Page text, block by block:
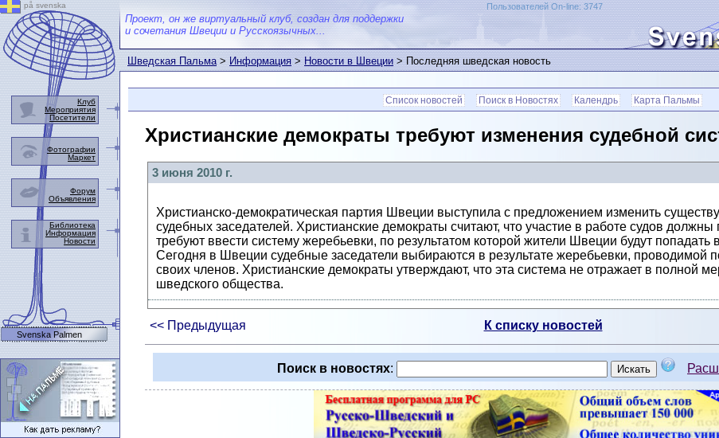
Проект, он же виртуальный клуб, создан для поддержки
и сочетания Швеции и Русскоязычных...
Пользователей On-line: 3747
Шведская Пальма>Информация>Новости в Швеции> Последняя шведская новость
Список новостей Поиск в Новостях Календрь Карта Пальмы
Христианские демократы требуют изменения судебной
3 июня 2010 г.
Христианско-демократическая партия Швеции выступила с предложением изменить
судебных заседателей. Христианские демократы считают, что участие в работе судов
требуют ввести систему жеребьевки, по результатом которой жители Швеции будут попадать
Сегодня в Швеции судебные заседатели выбираются в результате жеребьевки, проводимой
своих членов. Христианские демократы утверждают, что эта система не отражает в полной
шведского общества.
<< Предыдущая К списку новостей
Поиск в новостях:
på svenska
Клуб
Мероприятия
Посетители
Фотографии
Маркет
Форум
Объявления
Библиотека
Информация
Новости
Svenska Palmen